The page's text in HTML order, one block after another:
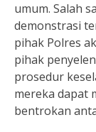
umum. Salah
demonstrasi
pihak Polres
pihak
prosedur
mereka dapat
bentrokan